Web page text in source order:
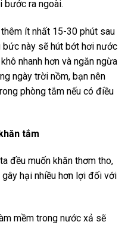
bước ra ngoài.
ít nhất 15-30 phút sau
này sẽ hút bớt hơi nước
nhanh hơn và ngăn ngừa
ngày trời nồm, bạn nên
phòng tắm nếu có điều
tắm
đều muốn khăn thơm tho,
hại nhiều hơn lợi đối với
mềm trong nước xả sẽ